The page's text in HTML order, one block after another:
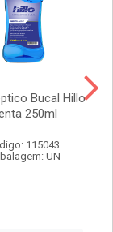
Bucal Hillo
250ml
115043
UN